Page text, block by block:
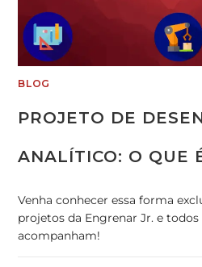
BLOG
PROJETO DE
ANALÍTICO: O QUE
Venha conhecer essa forma
projetos da Engrenar Jr. e todos
acompanham!